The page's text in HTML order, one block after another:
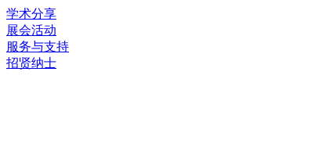
学术分享
展会活动
服务与支持
招贤纳士